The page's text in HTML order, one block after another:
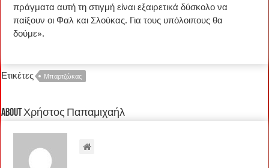
πράγματα αυτή τη στιγμή είναι εξαιρετικά δύσκολο να
παίξουν οι Φαλ και Σλούκας. Για τους υπόλοιπους θα
δούμε».
Ετικέτες Μπαρτζώκας
About Χρήστος Παπαμιχαήλ